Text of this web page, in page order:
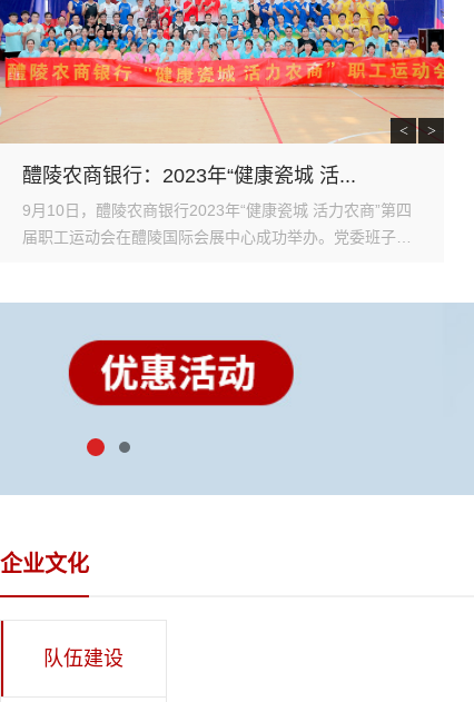
醴陵农商银行：2023年“健康瓷城 活...
9月10日，醴陵农商银行2023年“健康瓷城 活力农商”第四
届职工运动会在醴陵国际会展中心成功举办。党委班子成
步伐、响亮的口号展现了积极进取、顽强拼搏、奋发向
上、勇攀高峰的精神风貌。本次职工运动会共设立了创意
工间操、气排球、篮球三个多比赛项目。党委班子成员亲
认真准备，在运动场上展现了团队协作、必争第一的干劲
醴陵农商银行党委委员、副行长刘小义致闭幕词。联合1队
看，评论区反应热烈，获赞3万余个，最高观看人流量达
< >
企业文化
队伍建设